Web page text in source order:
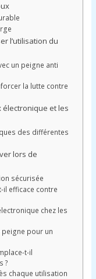
l’utilisation du
un peigne anti
la lutte contre
et les
des différentes
lors de
sécurisée
il efficace contre
chez les
pour un
t-il
?
chaque utilisation